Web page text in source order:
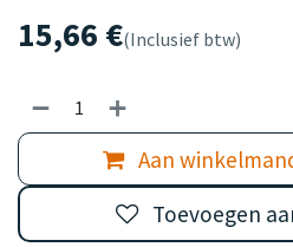
15,66 €(Inclusief btw)
Aan
Toevoegen